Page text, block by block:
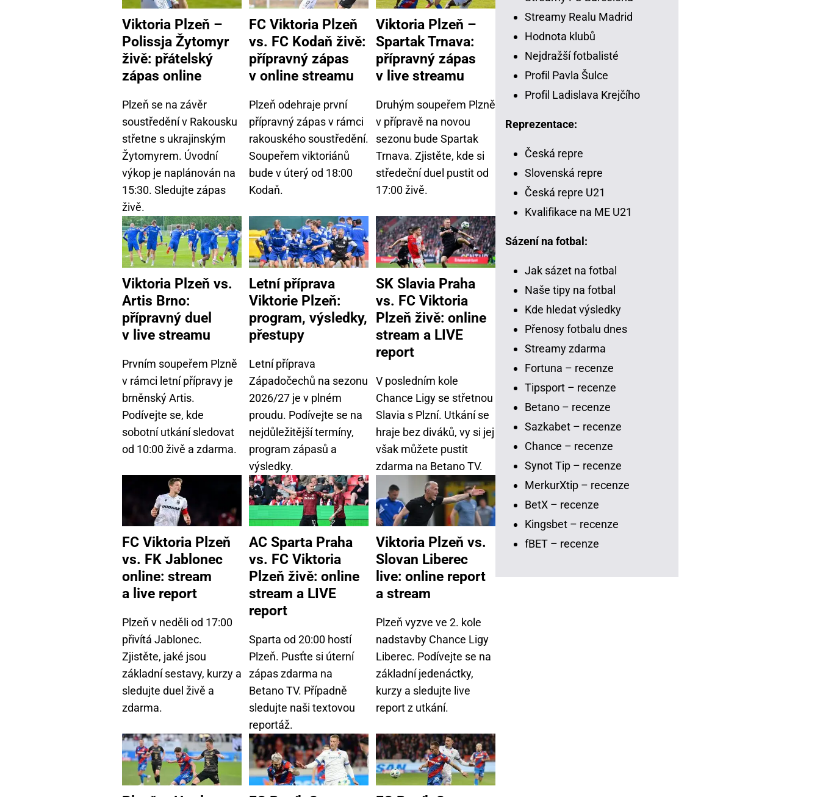
Viktoria Plzeň –
Polissja Žytomyr
živě: přátelský
zápas online
Plzeň se na závěr
soustředění v Rakousku
střetne s ukrajinským
Žytomyrem. Úvodní
výkop je naplánován na
15:30. Sledujte zápas
živě.
FC Viktoria Plzeň
vs. FC Kodaň živě:
přípravný zápas
v online streamu
Plzeň odehraje první
přípravný zápas v rámci
rakouského soustředění.
Soupeřem viktoriánů
bude v úterý od 18:00
Kodaň.
Viktoria Plzeň –
Spartak Trnava:
přípravný zápas
v live streamu
Druhým soupeřem Plzně
v přípravě na novou
sezonu bude Spartak
Trnava. Zjistěte, kde si
středeční duel pustit od
17:00 živě.
Viktoria Plzeň vs.
Artis Brno:
přípravný duel
v live streamu
Prvním soupeřem Plzně
v rámci letní přípravy je
brněnský Artis.
Podívejte se, kde
sobotní utkání sledovat
od 10:00 živě a zdarma.
Letní příprava
Viktorie Plzeň:
program, výsledky,
přestupy
Letní příprava
Západočechů na sezonu
2026/27 je v plném
proudu. Podívejte se na
nejdůležitější termíny,
program zápasů a
výsledky.
SK Slavia Praha
vs. FC Viktoria
Plzeň živě: online
stream a LIVE
report
V posledním kole
Chance Ligy se střetnou
Slavia s Plzní. Utkání se
hraje bez diváků, vy si jej
však můžete pustit
zdarma na Betano TV.
FC Viktoria Plzeň
vs. FK Jablonec
online: stream
a live report
Plzeň v neděli od 17:00
přivítá Jablonec.
Zjistěte, jaké jsou
základní sestavy, kurzy a
sledujte duel živě a
zdarma.
AC Sparta Praha
vs. FC Viktoria
Plzeň živě: online
stream a LIVE
report
Sparta od 20:00 hostí
Plzeň. Pusťte si úterní
zápas zdarma na
Betano TV. Případně
sledujte naši textovou
reportáž.
Viktoria Plzeň vs.
Slovan Liberec
live: online report
a stream
Plzeň vyzve ve 2. kole
nadstavby Chance Ligy
Liberec. Podívejte se na
základní jedenáctky,
kurzy a sledujte live
report z utkání.
Streamy Realu Madrid
Hodnota klubů
Nejdražší fotbalisté
Profil Pavla Šulce
Profil Ladislava Krejčího
Reprezentace:
Česká repre
Slovenská repre
Česká repre U21
Kvalifikace na ME U21
Sázení na fotbal:
Jak sázet na fotbal
Naše tipy na fotbal
Kde hledat výsledky
Přenosy fotbalu dnes
Streamy zdarma
Fortuna – recenze
Tipsport – recenze
Betano – recenze
Sazkabet – recenze
Chance – recenze
Synot Tip – recenze
MerkurXtip – recenze
BetX – recenze
Kingsbet – recenze
fBET – recenze